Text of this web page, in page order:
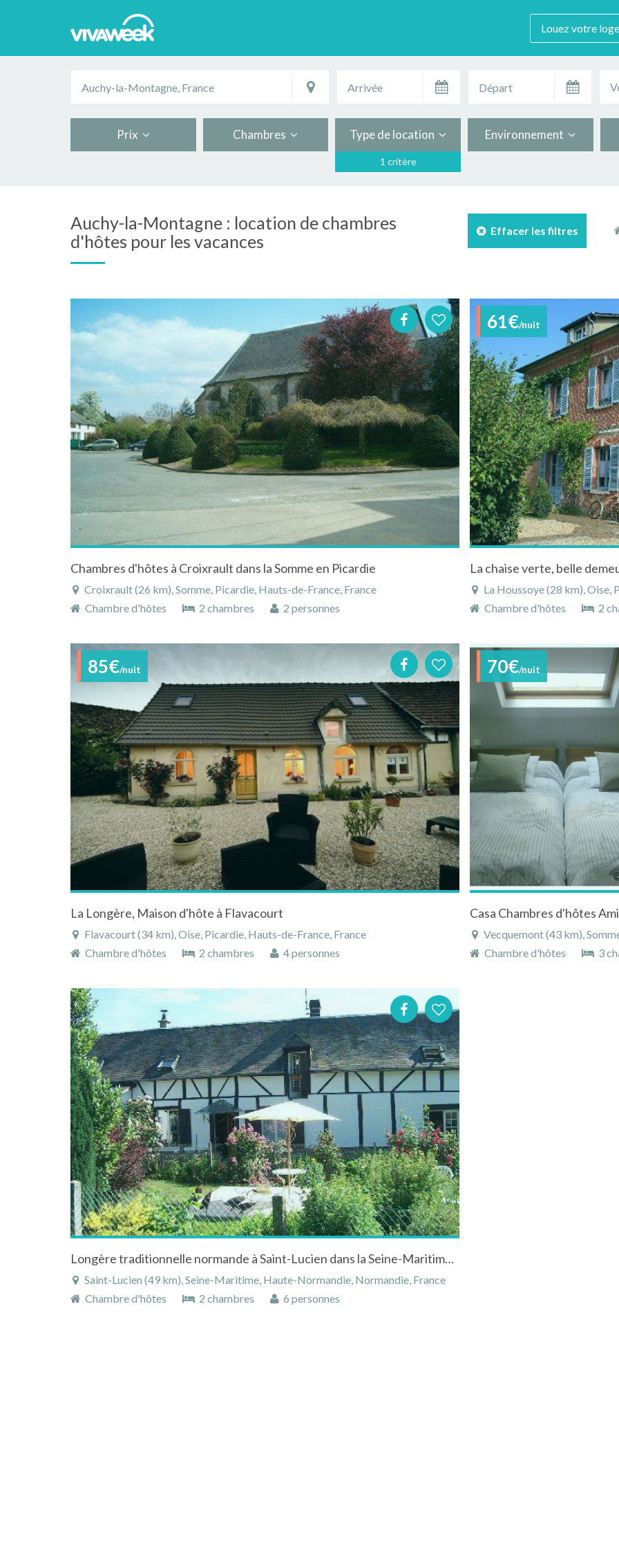
Louez votre
Prix Chambres Type de location
1 critère
Environnement
Auchy-la-Montagne : location de chambres
d'hôtes pour les vacances
Effacer les filtres
Chambres d'hôtes à Croixrault dans la Somme en Picardie
Croixrault (26 km), Somme, Picardie, Hauts-de-France, France
Chambre d'hôtes
2 chambres 2 personnes
61€/nuit
La Houssoye (28 km), Oise,
Chambre d'hôtes
2
85€/nuit
La Longère, Maison d'hôte à Flavacourt
Flavacourt (34 km), Oise, Picardie, Hauts-de-France, France
Chambre d'hôtes
2 chambres 4 personnes
70€/nuit
Casa Chambres d'hôtes
Vecquemont (43 km),
Chambre d'hôtes
3
Longère traditionnelle normande à Saint-Lucien dans la Seine-Maritime en Normandie
Saint-Lucien (49 km), Seine-Maritime, Haute-Normandie, Normandie, France
Chambre d'hôtes
2 chambres 6 personnes